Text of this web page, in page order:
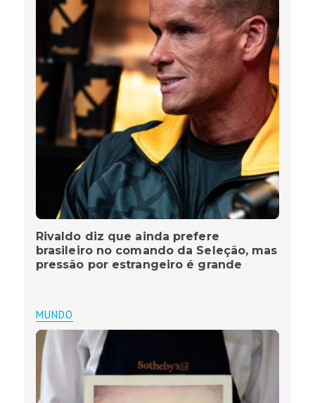
Rivaldo diz que ainda prefere
brasileiro no comando da Seleção, mas
pressão por estrangeiro é grande
MUNDO